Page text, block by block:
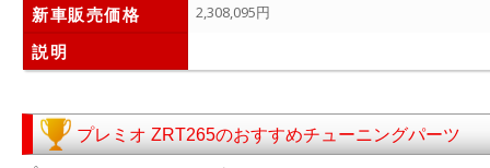
新車販売価格 2,308,095円
説明
プレミオ ZRT265のおすすめチューニングパーツ